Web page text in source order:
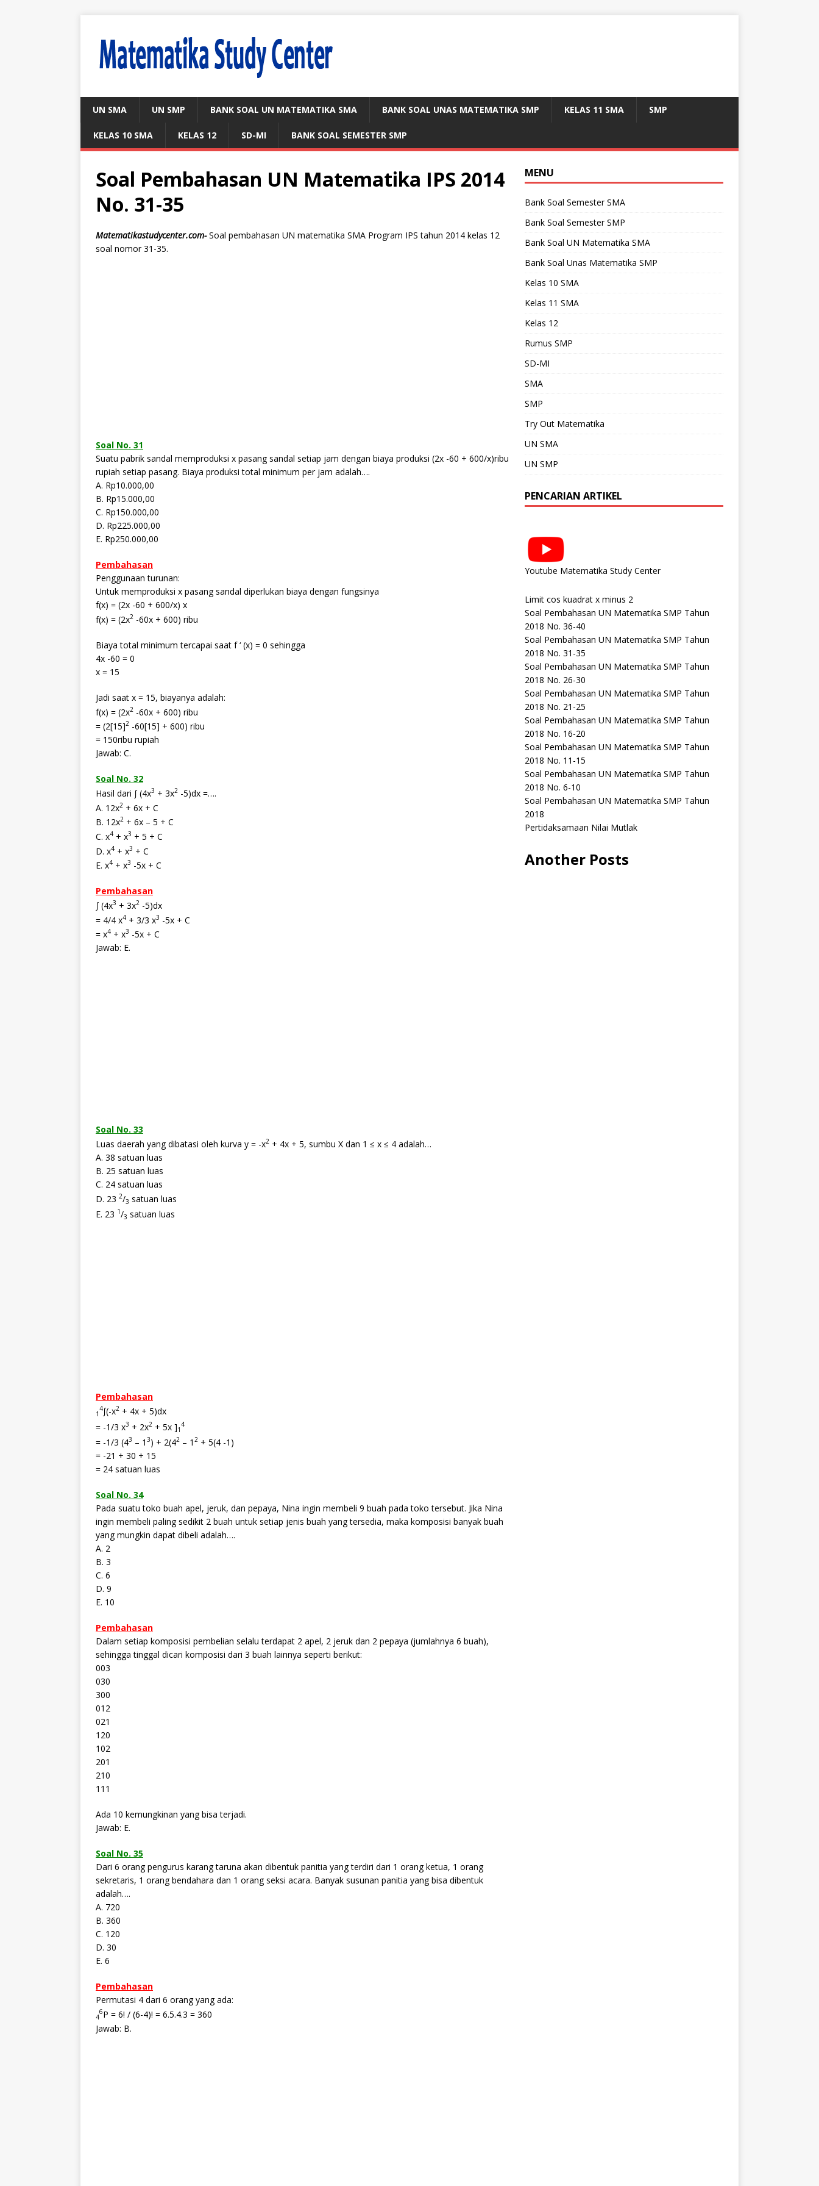
UN SMA UN SMP BANK SOAL UN MATEMATIKA SMA BANK SOAL UNAS MATEMATIKA SMP KELAS 11 SMA SMP
KELAS 10 SMA KELAS 12 SD-MI BANK SOAL SEMESTER SMP
Soal Pembahasan UN Matematika IPS 2014
No. 31-35
Matematikastudycenter.com- Soal pembahasan UN matematika SMA Program IPS tahun 2014 kelas 12
soal nomor 31-35.
Soal No. 31
Suatu pabrik sandal memproduksi x pasang sandal setiap jam dengan biaya produksi (2x -60 + 600/x)ribu
rupiah setiap pasang. Biaya produksi total minimum per jam adalah….
A. Rp10.000,00
B. Rp15.000,00
C. Rp150.000,00
D. Rp225.000,00
E. Rp250.000,00
Pembahasan
Penggunaan turunan:
Untuk memproduksi x pasang sandal diperlukan biaya dengan fungsinya
f(x) = (2x -60 + 600/x) x
f(x) = (2x2 -60x + 600) ribu
Biaya total minimum tercapai saat f ‘ (x) = 0 sehingga
4x -60 = 0
x = 15
Jadi saat x = 15, biayanya adalah:
f(x) = (2x2 -60x + 600) ribu
= (2[15]2 -60[15] + 600) ribu
= 150ribu rupiah
Jawab: C.
Soal No. 32
Hasil dari ∫ (4x3 + 3x2 -5)dx =….
A. 12x2 + 6x + C
B. 12x2 + 6x – 5 + C
C. x4 + x3 + 5 + C
D. x4 + x3 + C
E. x4 + x3 -5x + C
Pembahasan
∫ (4x3 + 3x2 -5)dx
= 4/4 x4 + 3/3 x3 -5x + C
= x4 + x3 -5x + C
Jawab: E.
Soal No. 33
Luas daerah yang dibatasi oleh kurva y = -x2 + 4x + 5, sumbu X dan 1 ≤ x ≤ 4 adalah…
A. 38 satuan luas
B. 25 satuan luas
C. 24 satuan luas
D. 23 2/3 satuan luas
E. 23 1/3 satuan luas
Pembahasan
1
4∫(-x2 + 4x + 5)dx
= -1/3 x3 + 2x2 + 5x ]1
4
= -1/3 (43 – 1 3) + 2(42 – 1 2 + 5(4 -1)
= -21 + 30 + 15
= 24 satuan luas
Soal No. 34
Pada suatu toko buah apel, jeruk, dan pepaya, Nina ingin membeli 9 buah pada toko tersebut. Jika Nina
ingin membeli paling sedikit 2 buah untuk setiap jenis buah yang tersedia, maka komposisi banyak buah
yang mungkin dapat dibeli adalah….
A. 2
B. 3
C. 6
D. 9
E. 10
Pembahasan
Dalam setiap komposisi pembelian selalu terdapat 2 apel, 2 jeruk dan 2 pepaya (jumlahnya 6 buah),
sehingga tinggal dicari komposisi dari 3 buah lainnya seperti berikut:
003
030
300
012
021
120
102
201
210
111
Ada 10 kemungkinan yang bisa terjadi.
Jawab: E.
Soal No. 35
Dari 6 orang pengurus karang taruna akan dibentuk panitia yang terdiri dari 1 orang ketua, 1 orang
sekretaris, 1 orang bendahara dan 1 orang seksi acara. Banyak susunan panitia yang bisa dibentuk
adalah….
A. 720
B. 360
C. 120
D. 30
E. 6
Pembahasan
Permutasi 4 dari 6 orang yang ada:
4
6P = 6! / (6-4)! = 6.5.4.3 = 360
Jawab: B.
MENU
Bank Soal Semester SMA
Bank Soal Semester SMP
Bank Soal UN Matematika SMA
Bank Soal Unas Matematika SMP
Kelas 10 SMA
Kelas 11 SMA
Kelas 12
Rumus SMP
SD-MI
SMA
SMP
Try Out Matematika
UN SMA
UN SMP
PENCARIAN ARTIKEL
Youtube Matematika Study Center
Limit cos kuadrat x minus 2
Soal Pembahasan UN Matematika SMP Tahun
2018 No. 36-40
Soal Pembahasan UN Matematika SMP Tahun
2018 No. 31-35
Soal Pembahasan UN Matematika SMP Tahun
2018 No. 26-30
Soal Pembahasan UN Matematika SMP Tahun
2018 No. 21-25
Soal Pembahasan UN Matematika SMP Tahun
2018 No. 16-20
Soal Pembahasan UN Matematika SMP Tahun
2018 No. 11-15
Soal Pembahasan UN Matematika SMP Tahun
2018 No. 6-10
Soal Pembahasan UN Matematika SMP Tahun
2018
Pertidaksamaan Nilai Mutlak
Another Posts